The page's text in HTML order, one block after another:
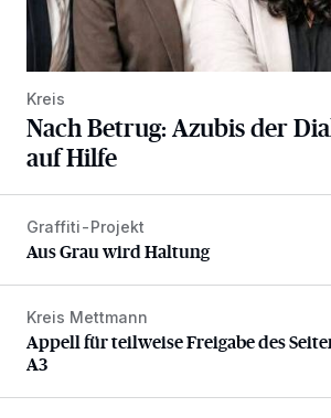
Kreis
Nach Betrug: Azubis der
auf Hilfe
Aus Grau wird Haltung
Graffiti-Projekt
Aus Grau wird Haltung
Appell für teilweise Freigabe des
Kreis Mettmann
Appell für teilweise Freigabe des
A3